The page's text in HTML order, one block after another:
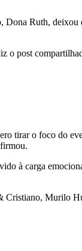
Ruth, deixou
o post
tirar o foco do
à carga
Cristiano, Murilo